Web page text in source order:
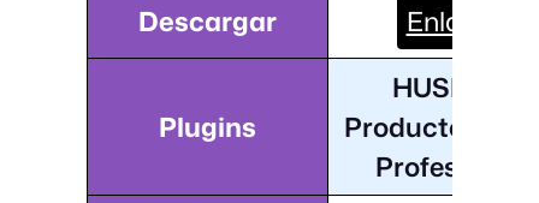
Descargar Enlace
Plugins
HUSKY -
Productos
Profesional